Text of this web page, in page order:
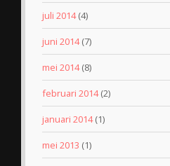
juli 2014(4)
juni 2014(7)
mei 2014(8)
februari 2014(2)
januari 2014(1)
mei 2013 (1)